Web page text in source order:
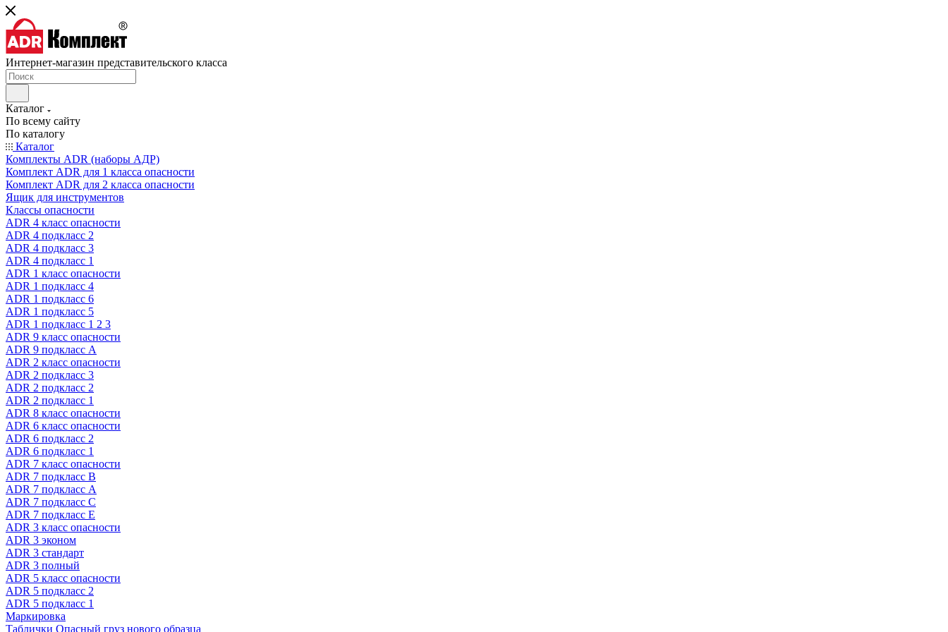
Интернет-магазин представительского класса
Каталог
По всему сайту
По каталогу
Каталог
Комплекты ADR (наборы АДР)
Комплект ADR для 1 класса опасности
Комплект ADR для 2 класса опасности
Ящик для инструментов
Классы опасности
ADR 4 класс опасности
ADR 4 подкласс 2
ADR 4 подкласс 3
ADR 4 подкласс 1
ADR 1 класс опасности
ADR 1 подкласс 4
ADR 1 подкласс 6
ADR 1 подкласс 5
ADR 1 подкласс 1 2 3
ADR 9 класс опасности
ADR 9 подкласс A
ADR 2 класс опасности
ADR 2 подкласс 3
ADR 2 подкласс 2
ADR 2 подкласс 1
ADR 8 класс опасности
ADR 6 класс опасности
ADR 6 подкласс 2
ADR 6 подкласс 1
ADR 7 класс опасности
ADR 7 подкласс B
ADR 7 подкласс A
ADR 7 подкласс C
ADR 7 подкласс E
ADR 3 класс опасности
ADR 3 эконом
ADR 3 стандарт
ADR 3 полный
ADR 5 класс опасности
ADR 5 подкласс 2
ADR 5 подкласс 1
Маркировка
Таблички Опасный груз нового образца